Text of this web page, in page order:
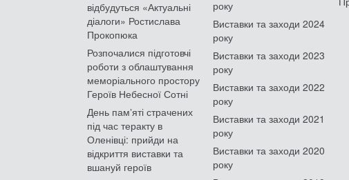
відбудуться «Актуальні
діалоги» Ростислава
Прокопюка
Розпочалися підготовчі
роботи з облаштування
меморіального простору
Героїв Небесної Сотні
День памʼяті страчених
під час теракту в
Оленівці: прийди на
відкриття виставки та
вшануй героїв
року
Виставки та заходи 2024
року
Виставки та заходи 2023
року
Виставки та заходи 2022
року
Виставки та заходи 2021
року
Виставки та заходи 2020
року